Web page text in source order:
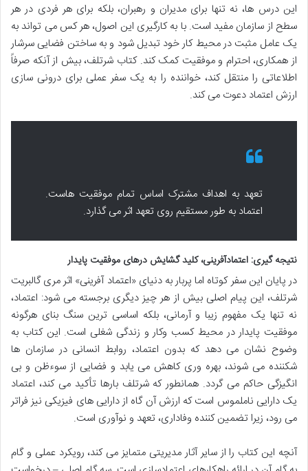
این درس ها، نه تنها برای مدیران و رهبران، بلکه برای هر فردی در هر
سطح از سازمان مفید است. با به کارگیری این اصول، هر کس می تواند به
یک عامل مثبت در محیط کار خود تبدیل شود و به ساختن فضایی سرشار
از همکاری، احترام و موفقیت کمک کند. کتاب شرتلف، بیش از آنکه صرفاً
اطلاعاتی را منتقل کند، خواننده را به یک سفر عملی برای درونی سازی
ارزش اعتماد دعوت می کند.
تعهد به اهداف مشترک اساس تمام موفقیت هاست.
اعتماد به طور مستقیم روی تعهد اثر می گذارد.
نتیجه گیری: اعتمادآفرینی، کلید گشایش درهای موفقیت پایدار
در پایان این سفر کوتاه اما پربار به دنیای «اعتماد آفرینی» اثر مری گالبریت
شرتلف، این پیام اصلی بیش از هر چیز دیگری برجسته می شود: اعتماد،
نه تنها یک مفهوم زیبا و آرمانی، بلکه اساسی ترین سنگ بنای هرگونه
موفقیت پایدار در محیط کسب وکار و زندگی شغلی است. این کتاب به
وضوح نشان می دهد که بدون اعتماد، روابط انسانی در سازمان ها
شکننده می شوند، بهره وری کاهش می یابد و فضایی از سوءظن و بی
انگیزگی حاکم می گردد. همانطور که شرتلف بارها تأکید می کند، اعتماد
یک دارایی ناملموس است که ارزش آن گاه از دارایی های فیزیکی نیز فراتر
می رود، زیرا تضمین کننده وفاداری، تعهد و نوآوری است.
آنچه این کتاب را از سایر آثار مدیریتی متمایز می کند، رویکرد عملی و گام